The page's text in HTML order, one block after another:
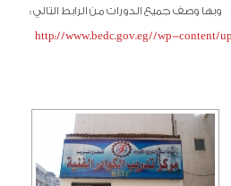
وصف جميع الدورات من الرابط التالي :
http://www.bedc.gov.eg//wp-content/